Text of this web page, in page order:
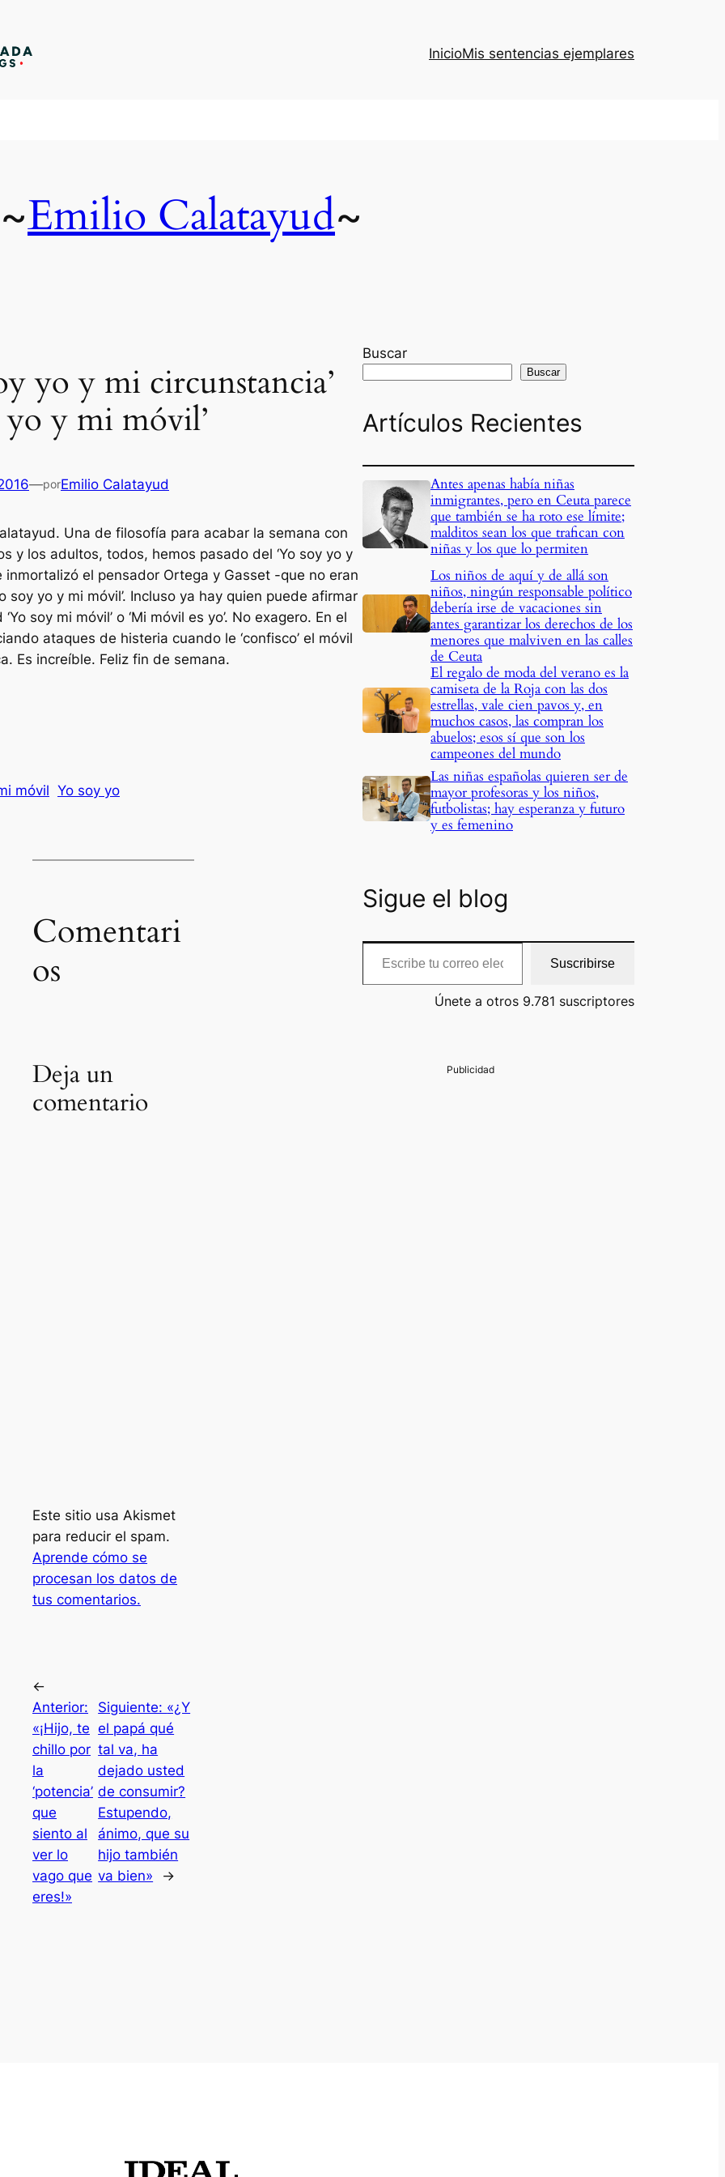
InicioMis sentencias ejemplares
~Emilio Calatayud~
yo y mi circunstancia’
yo y mi móvil’
—porEmilio Calatayud
Una de filosofía para acabar la semana con
y los adultos, todos, hemos pasado del ‘Yo soy yo y
inmortalizó el pensador Ortega y Gasset -que no eran
soy yo y mi móvil’. Incluso ya hay quien puede afirmar
soy mi móvil’ o ‘Mi móvil es yo’. No exagero. En el
ataques de histeria cuando le ‘confisco’ el móvil
Es increíble. Feliz fin de semana.
móvil Yo soy yo
Comentari
os
Deja un
comentario
Este sitio usa Akismet
para reducir el spam.
Aprende cómo se
procesan los datos de
tus comentarios.
←
Anterior:
«¡Hijo, te
chillo por
la
‘potencia’
que
siento al
ver lo
vago que
eres!»
Siguiente: «¿Y
el papá qué
tal va, ha
dejado usted
de consumir?
Estupendo,
ánimo, que su
hijo también
va bien»
→
Buscar
Buscar
Artículos Recientes
Antes apenas había niñas
inmigrantes, pero en Ceuta parece
que también se ha roto ese límite;
malditos sean los que trafican con
niñas y los que lo permiten
Los niños de aquí y de allá son
niños, ningún responsable político
debería irse de vacaciones sin
antes garantizar los derechos de los
menores que malviven en las calles
de Ceuta
El regalo de moda del verano es la
camiseta de la Roja con las dos
estrellas, vale cien pavos y, en
muchos casos, las compran los
abuelos; esos sí que son los
campeones del mundo
Las niñas españolas quieren ser de
mayor profesoras y los niños,
futbolistas; hay esperanza y futuro
y es femenino
Sigue el blog
Escribe tu correo electrónico…
Suscribirse
Únete a otros 9.781 suscriptores